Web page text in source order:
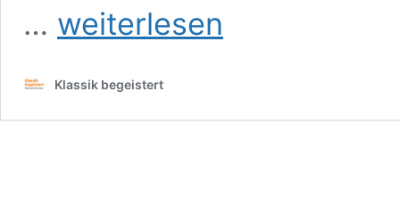
…
Buchbesprechung:
Alexander
klassik-
31.
weiterlesen
Klassik begeistert